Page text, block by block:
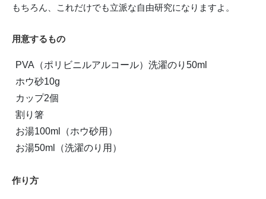
もちろん、これだけでも立派な自由研究になりますよ。
用意するもの
PVA（ポリビニルアルコール）洗濯のり50ml
ホウ砂10g
カップ2個
割り箸
お湯100ml（ホウ砂用）
お湯50ml（洗濯のり用）
作り方